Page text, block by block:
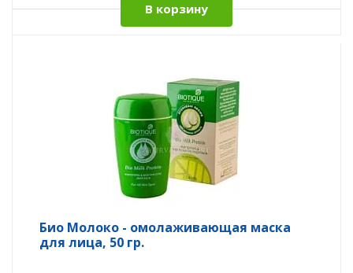
В корзину
Био Молоко - омолаживающая маска
для лица, 50 гр.